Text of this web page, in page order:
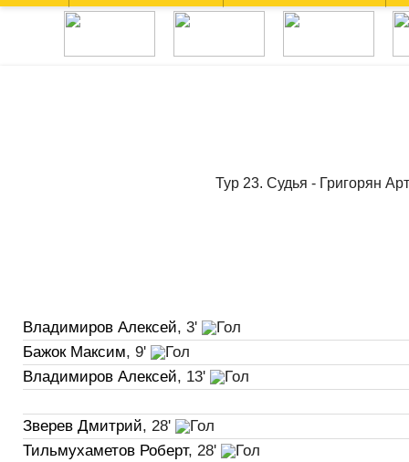
Тур 23. Судья - Григорян
Владимиров Алексей, 3'
Бажок Максим, 9'
Владимиров Алексей, 13'
Зверев Дмитрий, 28'
Тильмухаметов Роберт, 28'